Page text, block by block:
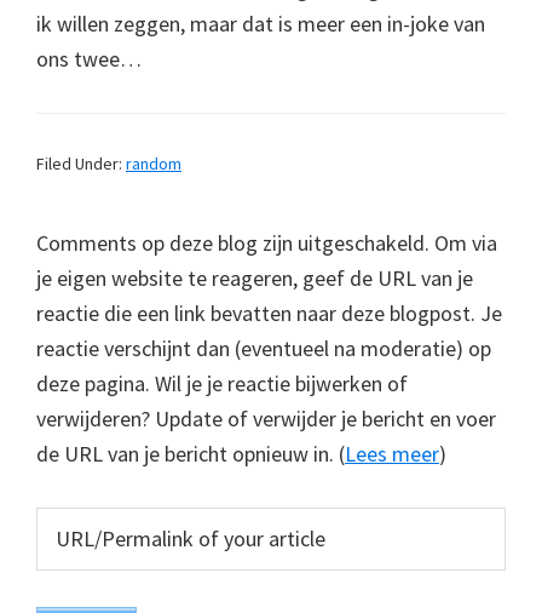
ik willen zeggen, maar dat is meer een in-joke van
ons twee…
Filed Under: random
Comments op deze blog zijn uitgeschakeld. Om via
je eigen website te reageren, geef de URL van je
reactie die een link bevatten naar deze blogpost. Je
reactie verschijnt dan (eventueel na moderatie) op
deze pagina. Wil je je reactie bijwerken of
verwijderen? Update of verwijder je bericht en voer
de URL van je bericht opnieuw in. (Lees meer)